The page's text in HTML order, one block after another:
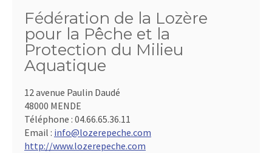
Fédération de la Lozère
pour la Pêche et la
Protection du Milieu
Aquatique
12 avenue Paulin Daudé
48000 MENDE
Téléphone : 04.66.65.36.11
Email : info@lozerepeche.com
http://www.lozerepeche.com